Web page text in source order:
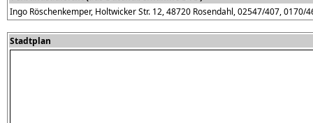
Ingo Röschenkemper, Holtwicker Str. 12, 48720 Rosendahl, 02547/407, 0170/
Stadtplan